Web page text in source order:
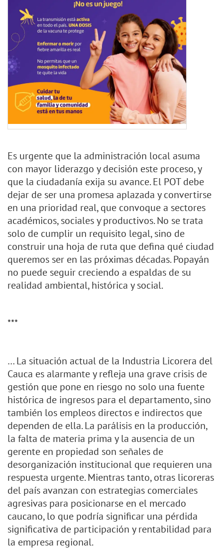
Es urgente que la administración local asuma
con mayor liderazgo y decisión este proceso, y
que la ciudadanía exija su avance. El POT debe
dejar de ser una promesa aplazada y convertirse
en una prioridad real, que convoque a sectores
académicos, sociales y productivos. No se trata
solo de cumplir un requisito legal, sino de
construir una hoja de ruta que defina qué ciudad
queremos ser en las próximas décadas. Popayán
no puede seguir creciendo a espaldas de su
realidad ambiental, histórica y social.
***
… La situación actual de la Industria Licorera del
Cauca es alarmante y refleja una grave crisis de
gestión que pone en riesgo no solo una fuente
histórica de ingresos para el departamento, sino
también los empleos directos e indirectos que
dependen de ella. La parálisis en la producción,
la falta de materia prima y la ausencia de un
gerente en propiedad son señales de
desorganización institucional que requieren una
respuesta urgente. Mientras tanto, otras licoreras
del país avanzan con estrategias comerciales
agresivas para posicionarse en el mercado
caucano, lo que podría significar una pérdida
significativa de participación y rentabilidad para
la empresa regional.